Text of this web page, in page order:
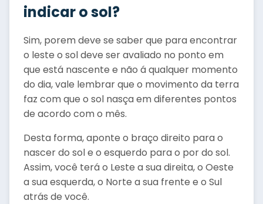
indicar o sol?
Sim, porem deve se saber que para encontrar
o leste o sol deve ser avaliado no ponto em
que está nascente e não á qualquer momento
do dia, vale lembrar que o movimento da terra
faz com que o sol nasça em diferentes pontos
de acordo com o mês.
Desta forma, aponte o braço direito para o
nascer do sol e o esquerdo para o por do sol.
Assim, você terá o Leste a sua direita, o Oeste
a sua esquerda, o Norte a sua frente e o Sul
atrás de você.